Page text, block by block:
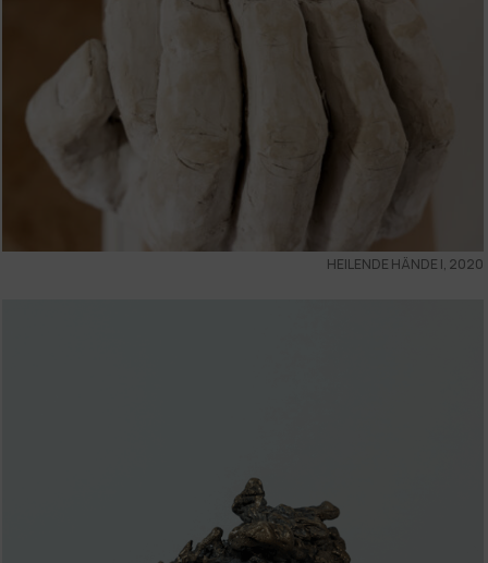
HEILENDE HÄNDE I, 2020